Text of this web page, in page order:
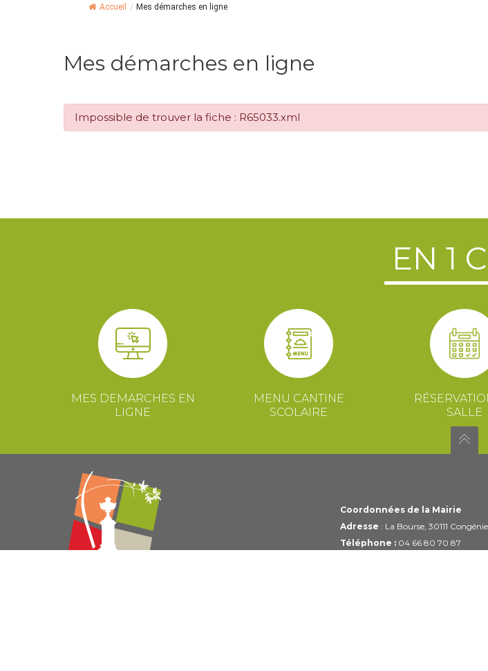
Accueil / Mes démarches en ligne
Mes démarches en ligne
Impossible de trouver la fiche : R65033.xml
EN 1
MES DEMARCHES EN
LIGNE
MENU CANTINE
SCOLAIRE
SALLE
Coordonnées de la Mairie
Adresse : La Bourse, 30111
Téléphone :04 66 80 70 87